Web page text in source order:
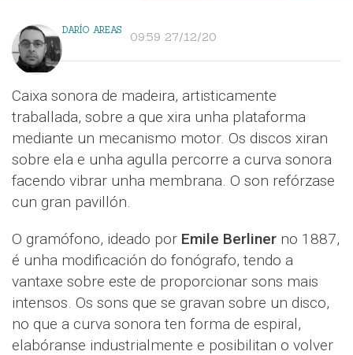
DARÍO AREAS 09:59 27/12/20
Caixa sonora de madeira, artisticamente
traballada, sobre a que xira unha plataforma
mediante un mecanismo motor. Os discos xiran
sobre ela e unha agulla percorre a curva sonora
facendo vibrar unha membrana. O son refórzase
cun gran pavillón.
O gramófono, ideado por Emile Berliner no 1887,
é unha modificación do fonógrafo, tendo a
vantaxe sobre este de proporcionar sons mais
intensos. Os sons que se gravan sobre un disco,
no que a curva sonora ten forma de espiral,
elabóranse industrialmente e posibilitan o volver